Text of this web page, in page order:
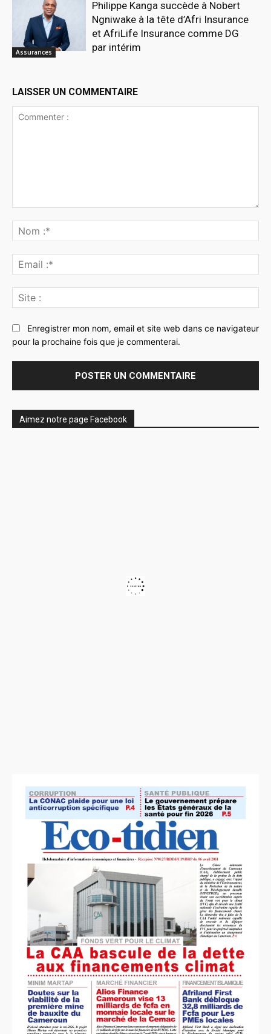
Assurances
Philippe Kanga succède à Nobert
Ngniwake à la tête d’Afri Insurance
et AfriLife Insurance comme DG
par intérim
LAISSER UN COMMENTAIRE
:*
:*
:
Enregistrer mon nom, email et site web dans ce navigateur
pour la prochaine fois que je commenterai.
Aimez notre page Facebook